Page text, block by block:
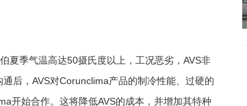
夏季气温高达50摄氏度以上，工况恶劣，AVS非
后，AVS对Corunclima产品的制冷性能、过硬的
开始合作。这将降低AVS的成本，并增加其特种